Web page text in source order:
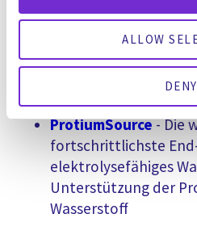
ALLOW
DENY
gleichzeitiger
Umweltbelastung
Wasserkosten
ProtiumSource- Die
fortschrittlichste
elektrolysefähiges
Unterstützung der
Wasserstoff